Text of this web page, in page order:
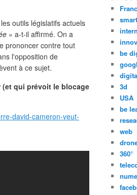
outils législatifs actuels
» a-t-il affirmé. On a
prononcer contre tout
l'opposition de
à ce sujet.
qui prévoit le blocage
david-cameron-veut-
be
3d
USA
be
web
360°